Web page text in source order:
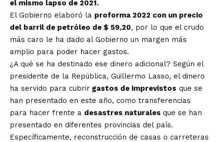
el mismo lapso de 2021.
El Gobierno elaboró la proforma 2022 con un precio
del barril de petróleo de $ 59,20, por lo que el crudo
más caro le ha dado al Gobierno un margen más
amplio para poder hacer gastos.
¿A qué se ha destinado ese dinero adicional? Según el
presidente de la República, Guillermo Lasso, el dinero
ha servido para cubrir gastos de imprevistos que se
han presentado en este año, como transferencias
para hacer frente a desastres naturales que se han
presentado en diferentes provincias del país.
Específicamente, reconstrucción de casas o carreteras